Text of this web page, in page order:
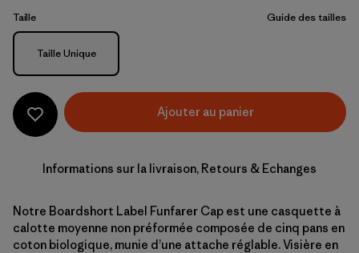
Taille Guide des tailles
Taille
Taille Unique
Ajouter au panier
Informations sur la livraison, Retours & Echanges
Notre Boardshort Label Funfarer Cap est une casquette à
calotte moyenne non préformée composée de cinq pans en
coton biologique, munie d’une attache réglable. Visière en